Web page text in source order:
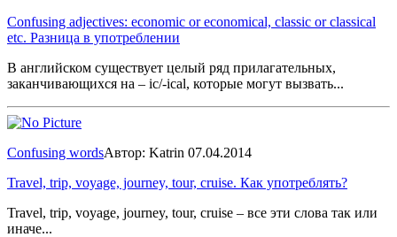
Confusing adjectives: economic or economical, classic or classical
etc. Разница в употреблении
В английском существует целый ряд прилагательных,
заканчивающихся на – ic/-ical, которые могут вызвать...
Confusing wordsАвтор: Katrin 07.04.2014
Travel, trip, voyage, journey, tour, cruise. Как употреблять?
Travel, trip, voyage, journey, tour, cruise – все эти слова так или
иначе...